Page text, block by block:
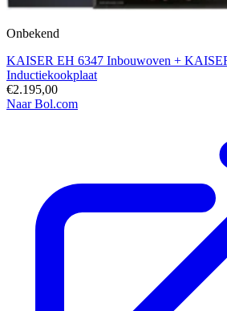
Onbekend
KAISER EH 6347 Inbouwoven +
Inductiekookplaat
€2.195,00
Naar Bol.com